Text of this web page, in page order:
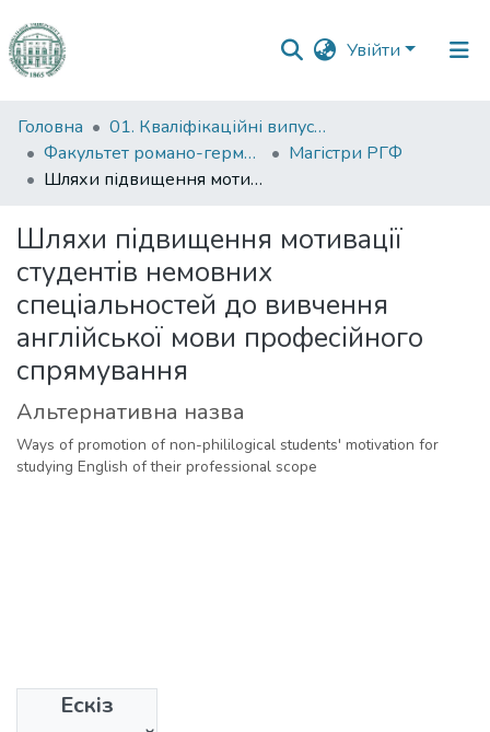
Увійти
Фонди
та
зібрання
Статистика
Головна
01. Кваліфікаційні випускні роботи здобувачів вищої освіти
Факультет романо-германської філології
Магістри РГФ
Шляхи підвищення мотивації студентів немовних спеціальностей до вивчення англійської мови професійного спрямування
Шляхи підвищення мотивації
студентів немовних
спеціальностей до вивчення
англійської мови професійного
спрямування
Альтернативна назва
Ways of promotion of non-phililogical students' motivation for
studying English of their professional scope
Ескіз
Файли